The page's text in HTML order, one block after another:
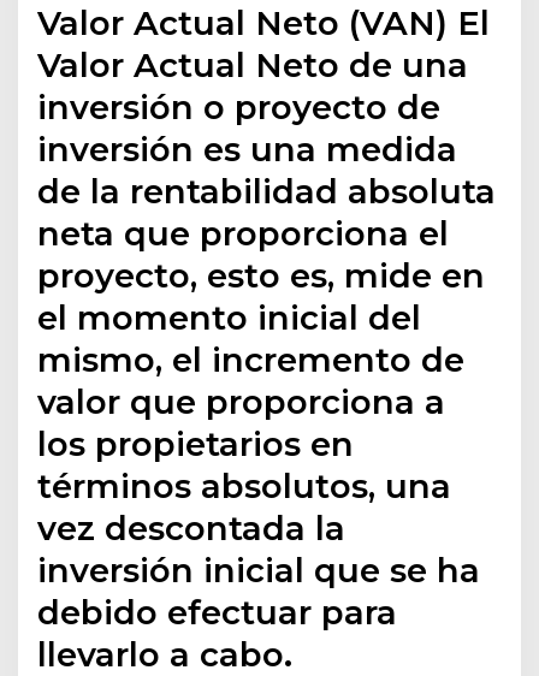
Valor Actual Neto (VAN) El
Valor Actual Neto de una
inversión o proyecto de
inversión es una medida
de la rentabilidad absoluta
neta que proporciona el
proyecto, esto es, mide en
el momento inicial del
mismo, el incremento de
valor que proporciona a
los propietarios en
términos absolutos, una
vez descontada la
inversión inicial que se ha
debido efectuar para
llevarlo a cabo.